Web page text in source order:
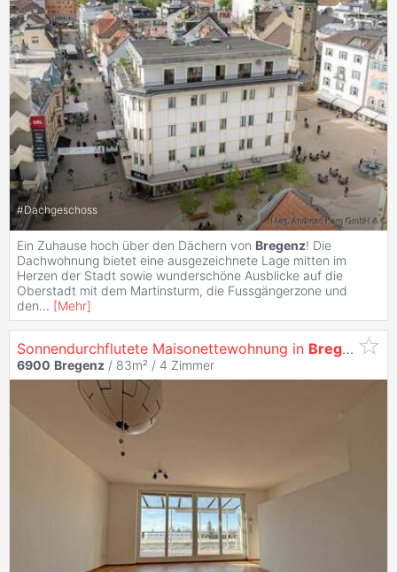
#Dachgeschoss
Ein Zuhause hoch über den Dächern von Bregenz! Die
Dachwohnung bietet eine ausgezeichnete Lage mitten im
Herzen der Stadt sowie wunderschöne Ausblicke auf die
Oberstadt mit dem Martinsturm, die Fussgängerzone und
den... [Mehr]
Sonnendurchflutete Maisonettewohnung in Bregenz !
6900 Bregenz / 83m² / 4 Zimmer